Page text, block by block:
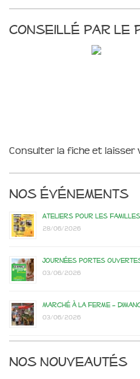
Conseillé par le
Consulter la fiche et laisser
Nos événements
Ateliers pour les familles
28/06/2026
Journées portes ouvertes
03/06/2026
Marché à la ferme –
03/06/2026
Nos nouveautés